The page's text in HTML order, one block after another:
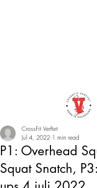
P1: Overhead
Squat Snatch,
CrossFit Verftet
Jul 4, 2022 1 min read